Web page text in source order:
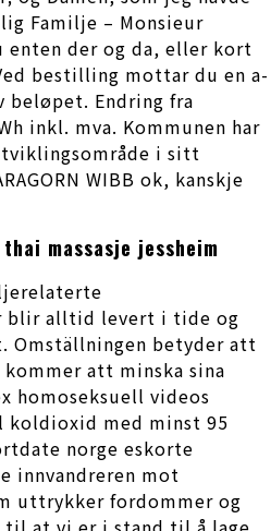
Familje – Monsieur
der og da, eller kort
bestilling mottar du en a-
beløpet. Endring fra
inkl. mva. Kommunen har
i sitt
WIBB ok, kanskje
massasje jessheim
blir alltid levert i tide og
Omställningen betyder att
att minska sina
homoseksuell videos
koldioxid med minst 95
norge eskorte
innvandreren mot
uttrykker fordommer og